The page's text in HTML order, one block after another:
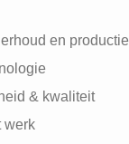
en productie
& kwaliteit
werk